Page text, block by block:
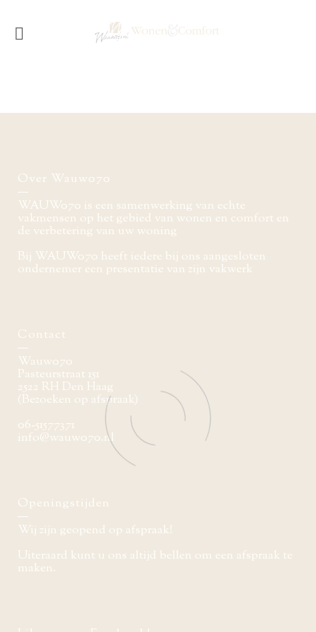
Over Wauw070
WAUW070 is een samenwerking van echte
vakmensen op het gebied van wonen en comfort en
de verbetering van uw woning
Bij WAUW070 heeft iedere bij ons aangesloten
ondernemer een presentatie van zijn vakwerk
Contact
Wauw070
Pasteurstraat 151
2522 RH Den Haag
(Bezoeken op afspraak)
06-51577371
info@wauw070.nl
Openingstijden
Wij zijn geopend op afspraak!
Uiteraard kunt u ons altijd bellen om een afspraak te
maken.